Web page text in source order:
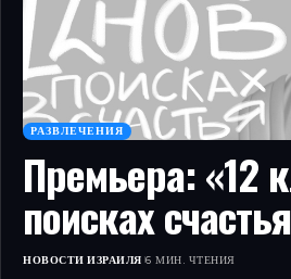
РАЗВЛЕЧЕНИЯ
Премьера: «12
поисках
НОВОСТИ ИЗРАИЛЯ 6 МИН. ЧТЕНИЯ